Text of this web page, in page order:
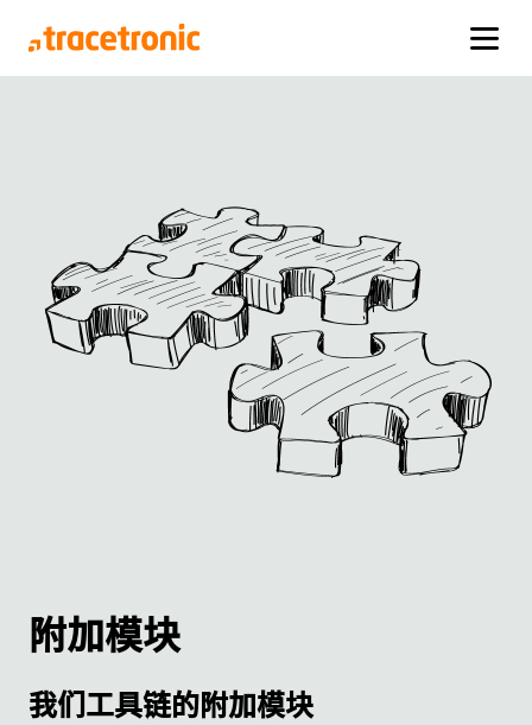
view product
editions
faq
ecu.test
adas/ad自动驾驶系统测试
车机娱乐系统测试
虚拟测试
地点
网络
认证
我们的研究项目
de en cn
附加模块
我们工具链的附加模块